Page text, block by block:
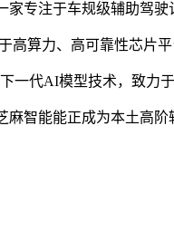
家专注于车规级辅助驾
高算力、高可靠性芯片
一代AI模型技术，致力
麻智能能正成为本土高阶